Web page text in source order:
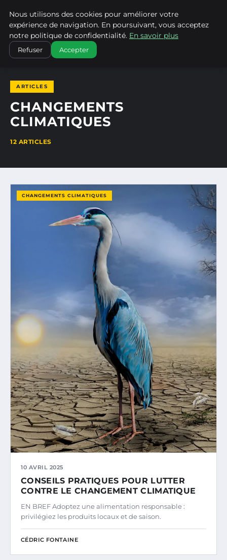
CLIMATECHANGENEBRASKA
ACCUEIL CHANGEMENTS CLIMATIQUES
ARTICLES
CHANGEMENTS
CLIMATIQUES
12 ARTICLES
CHANGEMENTS CLIMATIQUES
10 AVRIL 2025
CONSEILS PRATIQUES POUR LUTTER
CONTRE LE CHANGEMENT CLIMATIQUE
EN BREF Adoptez une alimentation responsable :
privilégiez les produits locaux et de saison.
CÉDRIC FONTAINE
Nous utilisons des cookies pour améliorer votre
expérience de navigation. En poursuivant, vous acceptez
notre politique de confidentialité. En savoir plus
Refuser Accepter